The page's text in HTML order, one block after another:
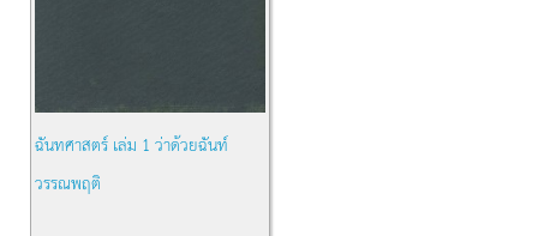
ฉันทศาสตร์ เล่ม 1 ว่าด้วยฉันท์
วรรณพฤติ